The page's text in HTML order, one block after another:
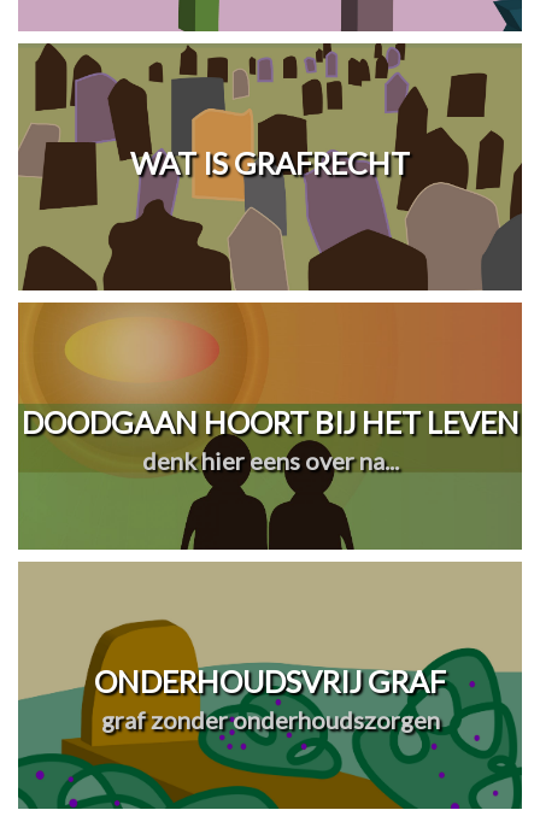
WAT IS GRAFRECHT
DOODGAAN HOORT BIJ HET LEVEN
denk hier eens over na...
ONDERHOUDSVRIJ GRAF
graf zonder onderhoudszorgen